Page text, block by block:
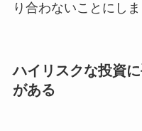
り合わないことにしま
ハイリスクな投資
がある